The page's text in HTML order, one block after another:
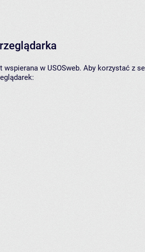
wspierana w USOSweb. Aby korzystać z